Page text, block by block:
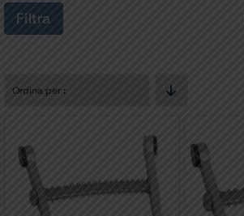
Prezzo
Min
Prezzo
Max
Filtra
Ordina per: